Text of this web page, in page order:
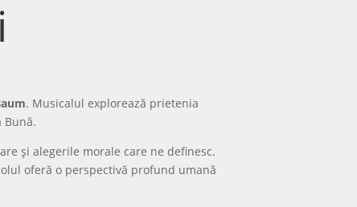
. Musicalul explorează prietenia
Bună.
și alegerile morale care ne definesc.
oferă o perspectivă profund umană